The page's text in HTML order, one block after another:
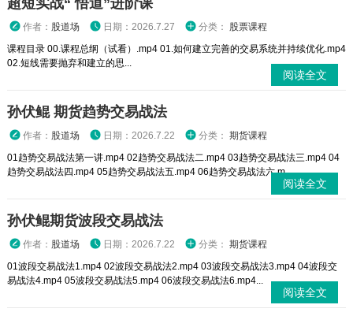
超短实战“ 悟道”进阶课
作者： 股道场 日期：2026.7.27 分类： 股票课程
课程目录 00.课程总纲（试看）.mp4 01.如何建立完善的交易系统并持续优化.mp4
02.短线需要抛弃和建立的思...
阅读全文
孙伏鲲 期货趋势交易战法
作者： 股道场 日期：2026.7.22 分类： 期货课程
01趋势交易战法第一讲.mp4 02趋势交易战法二.mp4 03趋势交易战法三.mp4 04
趋势交易战法四.mp4 05趋势交易战法五.mp4 06趋势交易战法六.m...
阅读全文
孙伏鲲期货波段交易战法
作者： 股道场 日期：2026.7.22 分类： 期货课程
01波段交易战法1.mp4 02波段交易战法2.mp4 03波段交易战法3.mp4 04波段交
易战法4.mp4 05波段交易战法5.mp4 06波段交易战法6.mp4...
阅读全文